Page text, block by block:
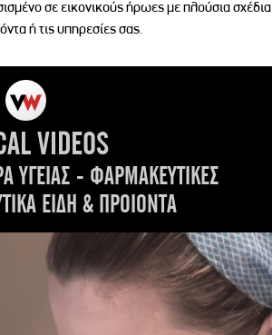
σε εικονικούς ήρωες με πλούσια σχέδια
ή τις υπηρεσίες σας.
VIDEOS
ΥΓΕΙΑΣ - ΦΑΡΜΑΚΕΥΤΙΚΕΣ
ΕΙΔΗ & ΠΡΟΙΟΝΤΑ